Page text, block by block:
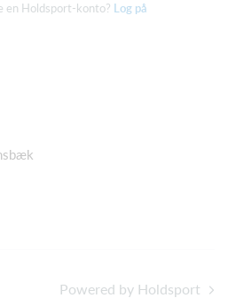
en Holdsport-konto? Log på
Powered by Holdsport